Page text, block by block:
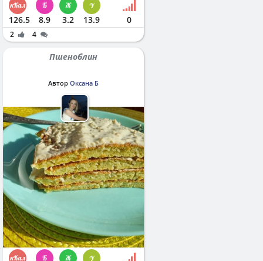
126.5 8.9 3.2 13.9 0
2 4
Пшеноблин
Автор Оксана Б